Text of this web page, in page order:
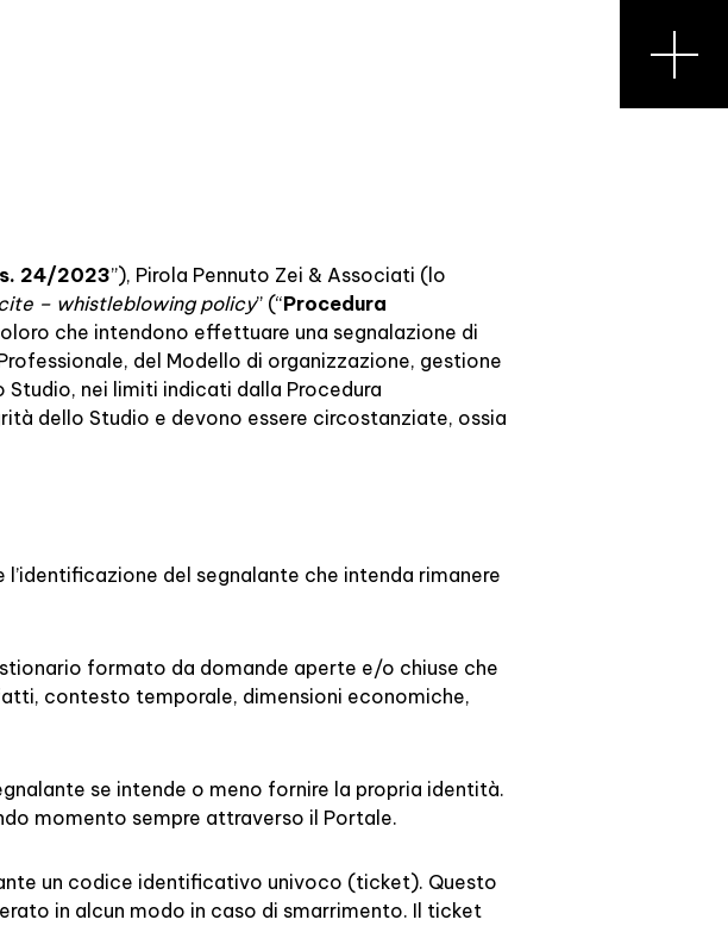
24/2023”), Pirola Pennuto Zei & Associati (lo
– whistleblowing policy” (“Procedura
che intendono effettuare una segnalazione di
del Modello di organizzazione, gestione
nei limiti indicati dalla Procedura
dello Studio e devono essere circostanziate, ossia
del segnalante che intenda rimanere
formato da domande aperte e/o chiuse che
contesto temporale, dimensioni economiche,
se intende o meno fornire la propria identità.
momento sempre attraverso il Portale.
un codice identificativo univoco (ticket). Questo
in alcun modo in caso di smarrimento. Il ticket